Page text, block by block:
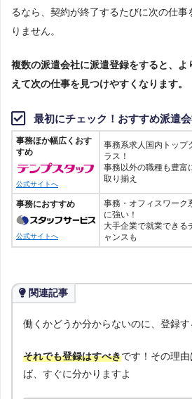
るなら、契約が終了するたびに次の仕事
りません。
複数の派遣会社に派遣登録をすると、
えて次の仕事を見つけやすくなります。
最初にチェック！おすすめ派遣
事務ほか幅広くおす
すめ
公式サイトへ
事務系求人国内トップ
ラス！
事務以外の職種も豊富
取り揃え
事務におすすめ
公式サイトへ
事務・オフィスワーク
に強い！
大手企業で就業できる
ャンスも
関連記事
働くかどうか分からないのに、登録
それでも登録はすべきです！その理
ば、すぐに分かりますよ